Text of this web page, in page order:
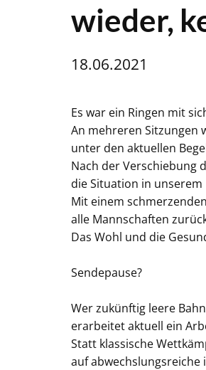
wieder,
18.06.2021
Es war ein Ringen mit
An mehreren Sitzungen
unter den aktuellen
Nach der Verschiebung
die Situation in
Mit einem
alle Mannschaften
Das Wohl und die
Sendepause?
Wer zukünftig leere
erarbeitet aktuell ein
Statt klassische
auf